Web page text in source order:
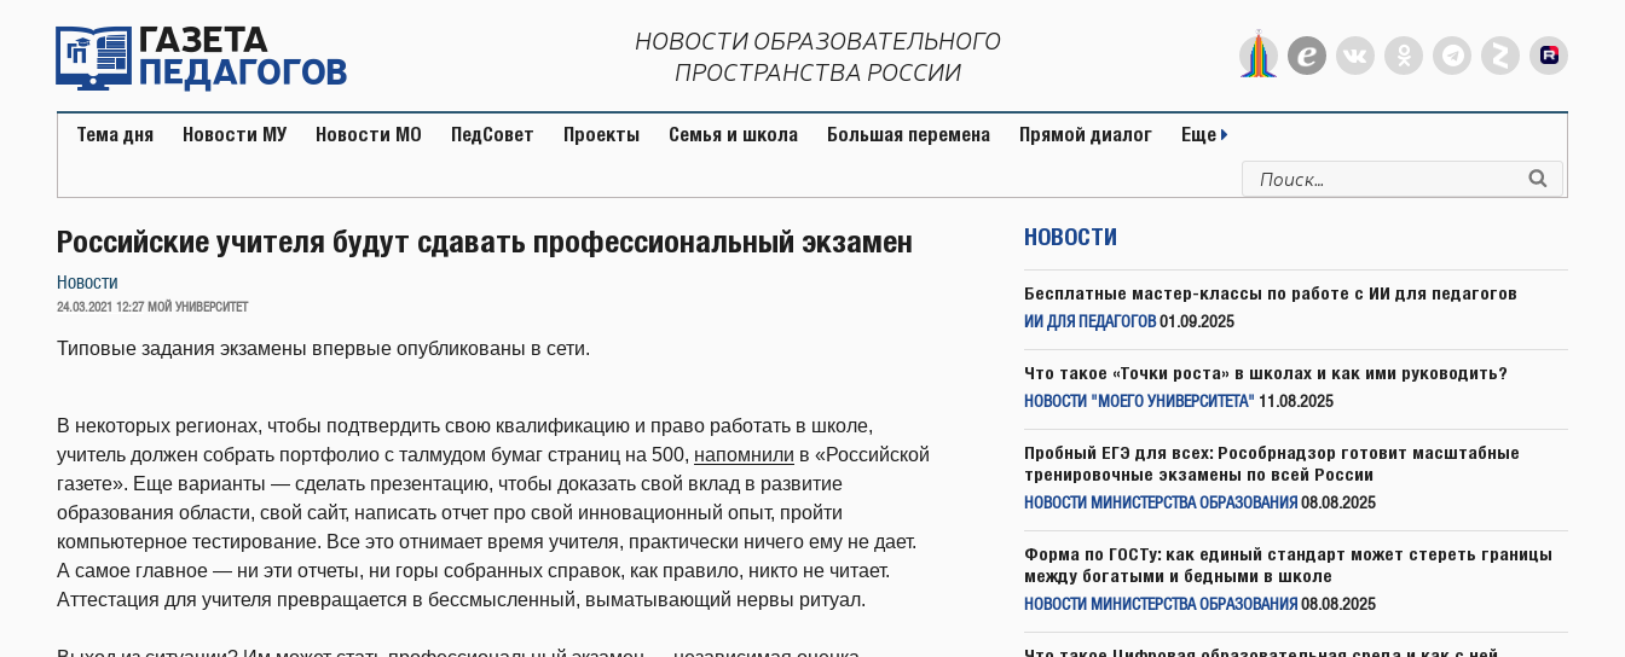
содержимому
НОВОСТИ ОБРАЗОВАТЕЛЬНОГО
ПРОСТРАНСТВА РОССИИ
Тема дня Новости МУ Новости МО ПедСовет Проекты Семья и школа Большая перемена Прямой диалог Еще
Искать:
Российские учителя будут сдавать профессиональный экзамен
Новости
ОПУБЛИКОВАНО
24.03.2021 12:27 МОЙ УНИВЕРСИТЕТ
Типовые задания экзамены впервые опубликованы в сети.
В некоторых регионах, чтобы подтвердить свою квалификацию и право работать в школе,
учитель должен собрать портфолио с талмудом бумаг страниц на 500, напомнили в «Российской
газете». Еще варианты — сделать презентацию, чтобы доказать свой вклад в развитие
образования области, свой сайт, написать отчет про свой инновационный опыт, пройти
компьютерное тестирование. Все это отнимает время учителя, практически ничего ему не дает.
А самое главное — ни эти отчеты, ни горы собранных справок, как правило, никто не читает.
Аттестация для учителя превращается в бессмысленный, выматывающий нервы ритуал.
НОВОСТИ
Бесплатные мастер-классы по работе с ИИ для педагогов
ИИ ДЛЯ ПЕДАГОГОВ 01.09.2025
Что такое «Точки роста» в школах и как ими руководить?
НОВОСТИ "МОЕГО УНИВЕРСИТЕТА" 11.08.2025
Пробный ЕГЭ для всех: Рособрнадзор готовит масштабные
тренировочные экзамены по всей России
НОВОСТИ МИНИСТЕРСТВА ОБРАЗОВАНИЯ 08.08.2025
Форма по ГОСТу: как единый стандарт может стереть границы
между богатыми и бедными в школе
НОВОСТИ МИНИСТЕРСТВА ОБРАЗОВАНИЯ 08.08.2025